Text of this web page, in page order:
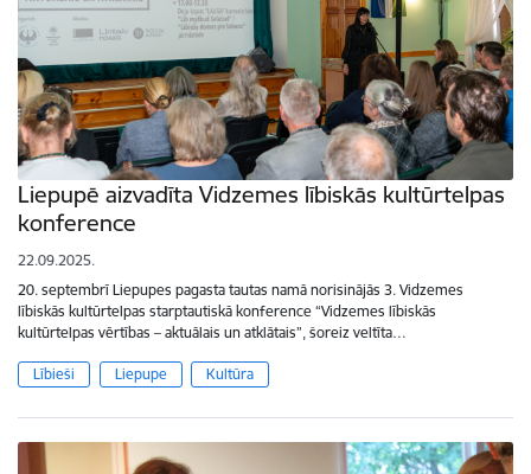
Liepupē aizvadīta Vidzemes lībiskās kultūrtelpas
konference
22.09.2025.
20. septembrī Liepupes pagasta tautas namā norisinājās 3. Vidzemes
lībiskās kultūrtelpas starptautiskā konference “Vidzemes lībiskās
kultūrtelpas vērtības – aktuālais un atklātais”, šoreiz veltīta…
Lībieši Liepupe Kultūra